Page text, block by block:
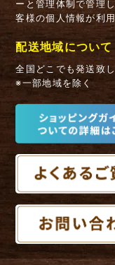
ーと管理体制で管理
客様の個人情報が利
配送地域について
全国どこでも発送致し
※一部地域を除く